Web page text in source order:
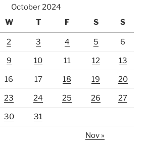
October 2024
W T F S S
2 3 4 5 6
9 10 11 12 13
16 17 18 19 20
23 24 25 26 27
30 31
Nov »